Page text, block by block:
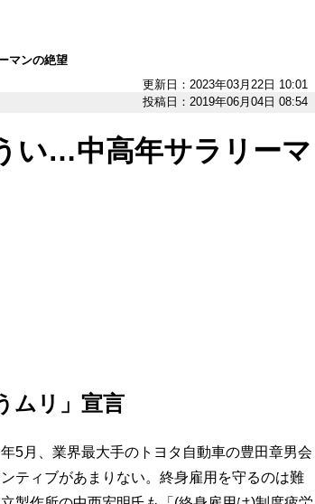
マンの絶望
更新日：2023年03月22日 10:01
投稿日：2019年06月04日 08:54
い…中高年サラリーマ
ムリ」宣言
5月、業界最大手のトヨタ自動車の豊田章男会
ティブがあまりない。終身雇用を守るのは難